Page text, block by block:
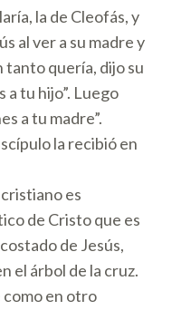
la de Cleofás, y
al ver a su madre y
tanto quería, dijo su
a tu hijo”. Luego
a tu madre”.
la recibió en
es
de Cristo que es
de Jesús,
el árbol de la cruz.
como en otro